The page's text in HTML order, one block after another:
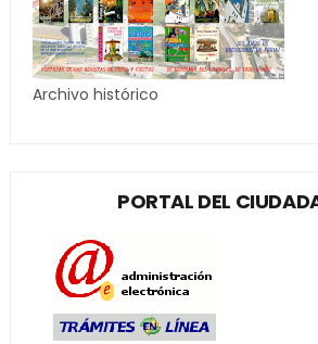
Archivo histórico
PORTAL DEL